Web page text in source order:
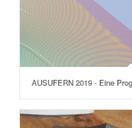
AUSUFERN 2019 - Eine